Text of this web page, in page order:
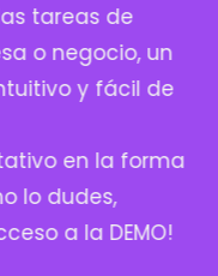
tareas de
o negocio, un
y fácil de
en la forma
lo dudes,
a la DEMO!